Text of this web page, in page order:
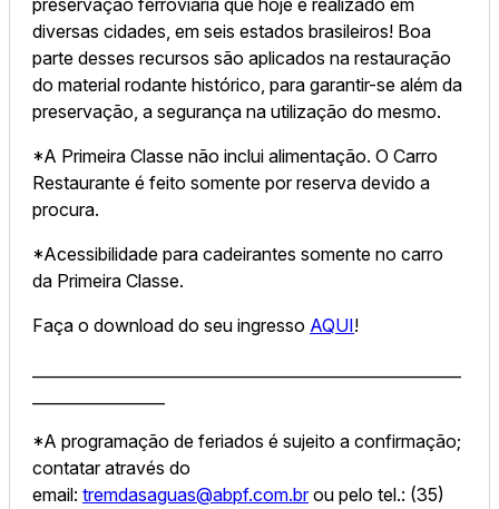
preservação ferroviária que hoje é realizado em
diversas cidades, em seis estados brasileiros! Boa
parte desses recursos são aplicados na restauração
do material rodante histórico, para garantir-se além da
preservação, a segurança na utilização do mesmo.
*A Primeira Classe não inclui alimentação. O Carro
Restaurante é feito somente por reserva devido a
procura.
*Acessibilidade para cadeirantes somente no carro
da Primeira Classe.
Faça o download do seu ingresso AQUI!
*A programação de feriados é sujeito a confirmação;
contatar através do
email: tremdasaguas@abpf.com.brou pelo tel.: (35)